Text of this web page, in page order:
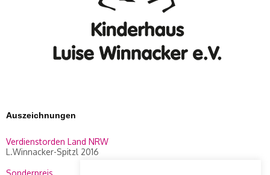
Auszeichnungen
Verdienstorden Land NRW
L.Winnacker-Spitzl 2016